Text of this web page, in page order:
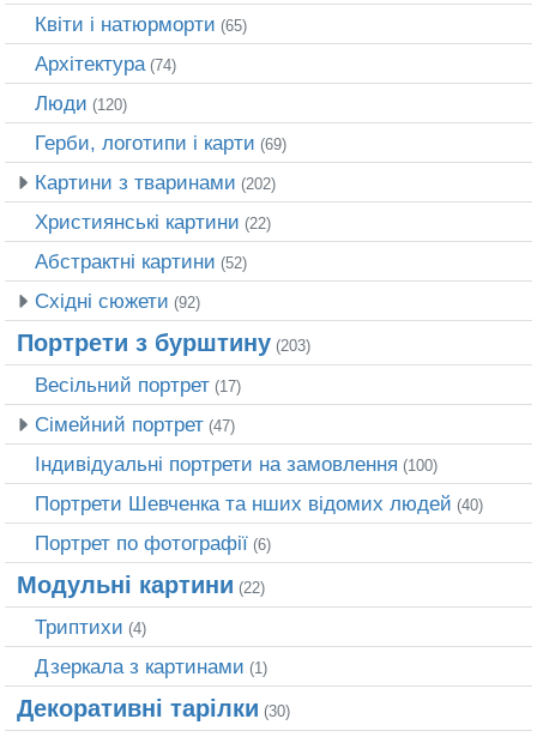
Квіти і натюрморти (65)
Архітектура(74)
Люди (120)
Герби, логотипи і карти (69)
Картини з тваринами (202)
Християнські картини (22)
Абстрактні картини (52)
Східні сюжети (92)
Портрети з бурштину (203)
Весільний портрет (17)
Сімейний портрет (47)
Індивідуальні портрети на замовлення (100)
Портрети Шевченка та нших відомих людей (40)
Портрет по фотографії (6)
Модульні картини (22)
Триптихи (4)
Дзеркала з картинами (1)
Декоративні тарілки (30)